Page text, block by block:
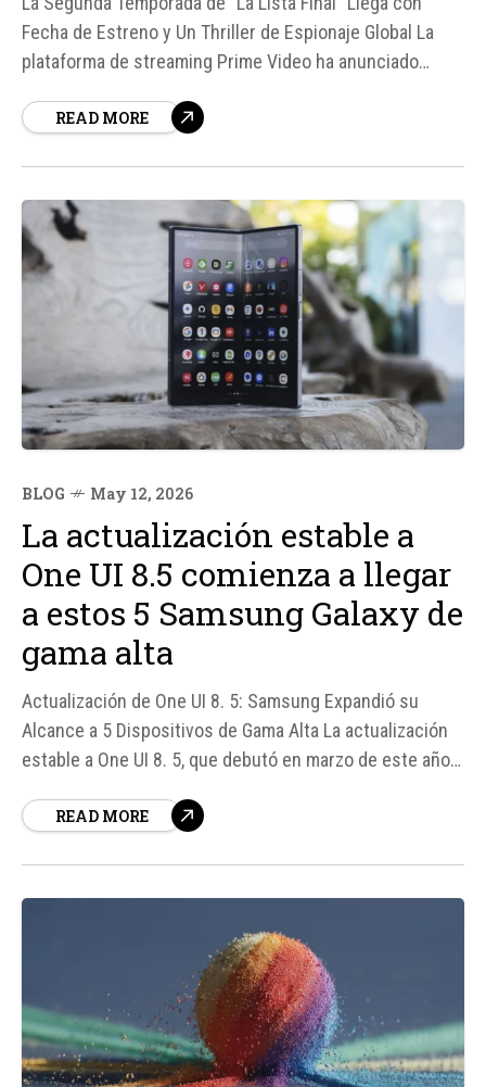
Fecha de Estreno y Un Thriller de Espionaje Global La
plataforma de streaming Prime Video ha anunciado
temporada de "La Lista Final", serie que protagoniza
READ MORE
BLOG May 12, 2026
La actualización estable a
One UI 8.5 comienza a llegar
a estos 5 Samsung Galaxy de
gama alta
Actualización de One UI 8. 5: Samsung Expandió su
Alcance a 5 Dispositivos de Gama Alta La actualización
estable a One UI 8. 5, que debutó en marzo de este año
de gama alta lanzados en años anteriores, según
READ MORE